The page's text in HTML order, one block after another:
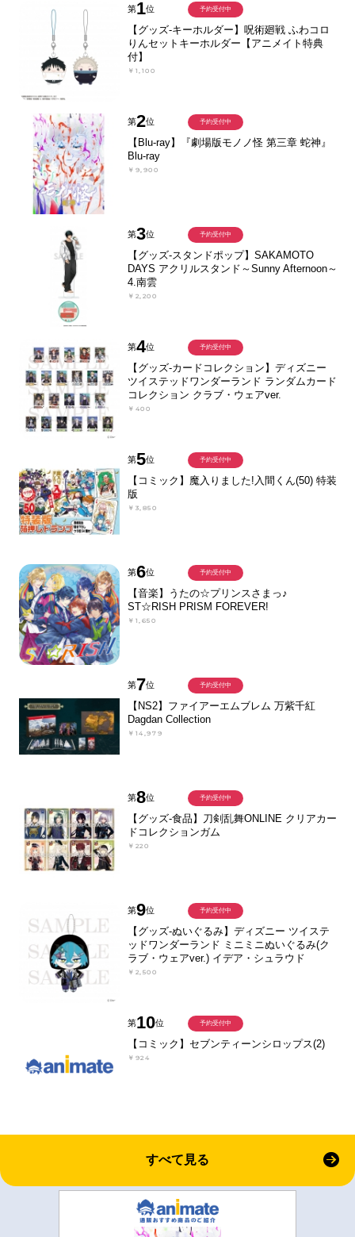
第1位
【グッズ-キーホルダー】呪術廻戦 ふわコロ
りんセットキーホルダー【アニメイト特典
付】
￥1,100
予約受付中
第2位
【Blu-ray】『劇場版モノノ怪 第三章 蛇神』
Blu-ray
￥9,900
予約受付中
第3位
【グッズ-スタンドポップ】SAKAMOTO
DAYS アクリルスタンド～Sunny Afternoon～
4.南雲
￥2,200
予約受付中
第4位
【グッズ-カードコレクション】ディズニー
ツイステッドワンダーランド ランダムカード
コレクション クラブ・ウェアver.
￥400
予約受付中
第5位
【コミック】魔入りました!入間くん(50) 特装
版
￥3,850
予約受付中
第6位
【音楽】うたの☆プリンスさまっ♪
ST☆RISH PRISM FOREVER!
￥1,650
予約受付中
第7位
【NS2】ファイアーエムブレム 万紫千紅
Dagdan Collection
￥14,979
予約受付中
第8位
【グッズ-食品】刀剣乱舞ONLINE クリアカー
ドコレクションガム
￥220
予約受付中
第9位
【グッズ-ぬいぐるみ】ディズニー ツイステ
ッドワンダーランド ミニミニぬいぐるみ(ク
ラブ・ウェアver.) イデア・シュラウド
￥2,500
予約受付中
第10位
【コミック】セブンティーンシロップス(2)
￥924
予約受付中
すべて見る